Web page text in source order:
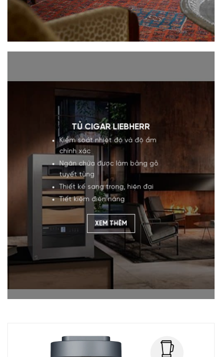
TỦ CIGAR LIEBHERR
Kiểm soát nhiệt độ và độ ẩm
chính xác
Ngăn chứa được làm bằng gỗ
tuyết tùng
Thiết kế sang trọng, hiện đại
Tiết kiệm điện năng
XEM THÊM